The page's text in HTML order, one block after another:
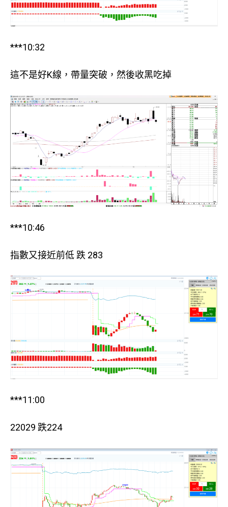
***10:32
這不是好K線，帶量突破，然後收黑吃掉
***10:46
指數又接近前低 跌 283
***11:00
22029 跌224